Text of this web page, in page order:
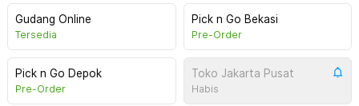
Gudang Online
Tersedia
Pick n Go Bekasi
Pre-Order
Pick n Go Depok
Pre-Order
Toko Jakarta Pusat
Habis